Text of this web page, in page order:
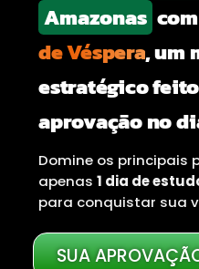
Amazonas
de Véspera, um
estratégico
aprovação no
Domine os principais
apenas 1 dia de
para conquistar sua
SUA